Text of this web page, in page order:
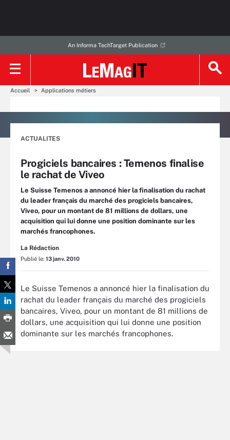
An Informa TechTarget Publication
Accueil Applications métiers
ACTUALITES
Progiciels bancaires : Temenos finalise
le rachat de Viveo
Le Suisse Temenos a annoncé hier la finalisation du rachat
du leader français du marché des progiciels bancaires,
Viveo, pour un montant de 81 millions de dollars, une
acquisition qui lui donne une position dominante sur les
marchés francophones.
La Rédaction
Publié le: 13 janv. 2010
Le Suisse Temenos a annoncé hier la finalisation du
rachat du leader français du marché des progiciels
bancaires, Viveo, pour un montant de 81 millions de
dollars, une acquisition qui lui donne une position
dominante sur les marchés francophones.